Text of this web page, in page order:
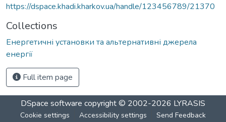
https://dspace.khadi.kharkov.ua/handle/123456789/21370
Collections
Енергетичні установки та альтернативні джерела
енергії
Full item page
DSpace software copyright © 2002-2026 LYRASIS
Cookie settings Accessibility settings Send Feedback